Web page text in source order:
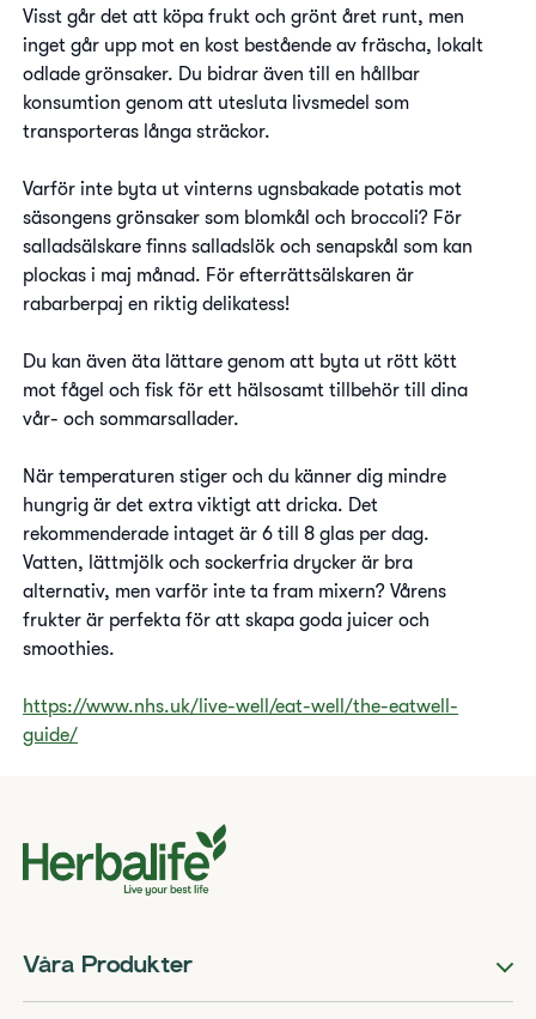
Visst går det att köpa frukt och grönt året runt, men
inget går upp mot en kost bestående av fräscha, lokalt
odlade grönsaker. Du bidrar även till en hållbar
konsumtion genom att utesluta livsmedel som
transporteras långa sträckor.
Varför inte byta ut vinterns ugnsbakade potatis mot
säsongens grönsaker som blomkål och broccoli? För
salladsälskare finns salladslök och senapskål som kan
plockas i maj månad. För efterrättsälskaren är
rabarberpaj en riktig delikatess!
Du kan även äta lättare genom att byta ut rött kött
mot fågel och fisk för ett hälsosamt tillbehör till dina
vår- och sommarsallader.
När temperaturen stiger och du känner dig mindre
hungrig är det extra viktigt att dricka. Det
rekommenderade intaget är 6 till 8 glas per dag.
Vatten, lättmjölk och sockerfria drycker är bra
alternativ, men varför inte ta fram mixern? Vårens
frukter är perfekta för att skapa goda juicer och
smoothies.
https://www.nhs.uk/live-well/eat-well/the-eatwell-
guide/
Våra Produkter